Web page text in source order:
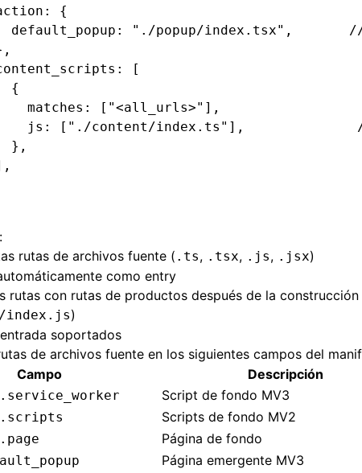
:
{
default_popup
: "./popup/index.tsx" ,
,
:
[
{
matches
: [ "<all_urls>" ] ,
js
: [ "./content/index.ts" ] ,
}
,
,
rutas de archivos fuente ( .ts, .tsx, .js, .jsx)
como entry
rutas con rutas de productos después de la
index.js)
soportados
de archivos fuente en los siguientes campos del
Campo
Descripción
Script de fondo MV3
Scripts de fondo MV2
Página de fondo
Página emergente MV3